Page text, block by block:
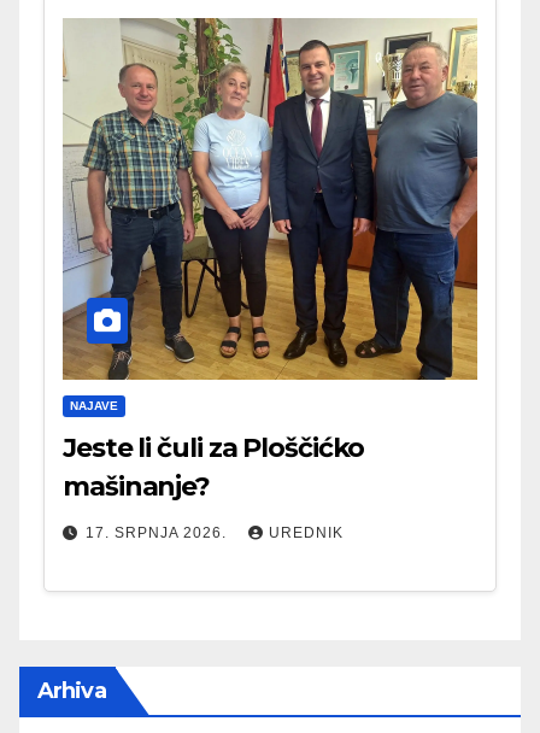
NAJAVE
Jeste li čuli za Ploščićko
mašinanje?
17. SRPNJA 2026. UREDNIK
Arhiva